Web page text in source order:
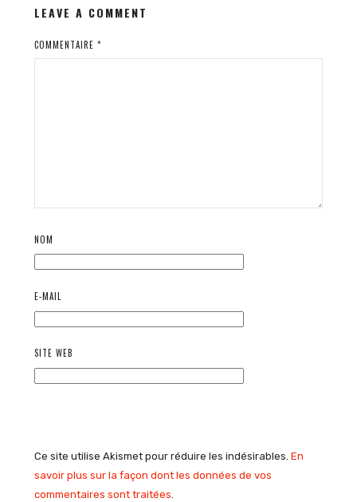
LEAVE A COMMENT
COMMENTAIRE *
NOM
E-MAIL
SITE WEB
Ce site utilise Akismet pour réduire les indésirables. En
savoir plus sur la façon dont les données de vos
commentaires sont traitées.